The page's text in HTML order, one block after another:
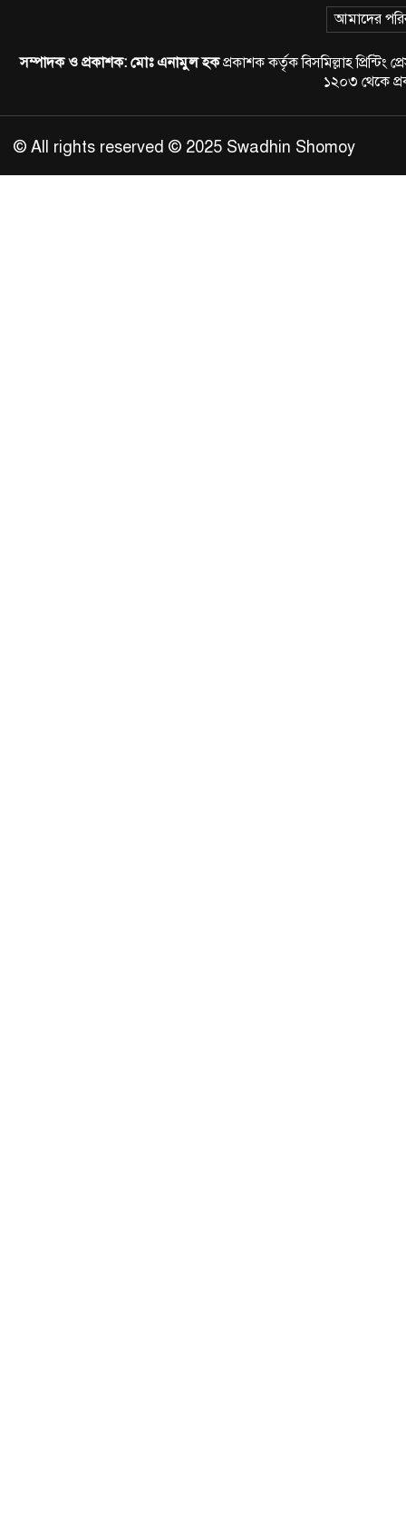
আমাদের
সম্পাদক ও প্রকাশক: মোঃ এনামুল হকপ্রকাশক কর্তৃক বিসমিল্লাহ
১২০৩ থেকে
© All rights reserved © 2025 Swadhin Shomoy